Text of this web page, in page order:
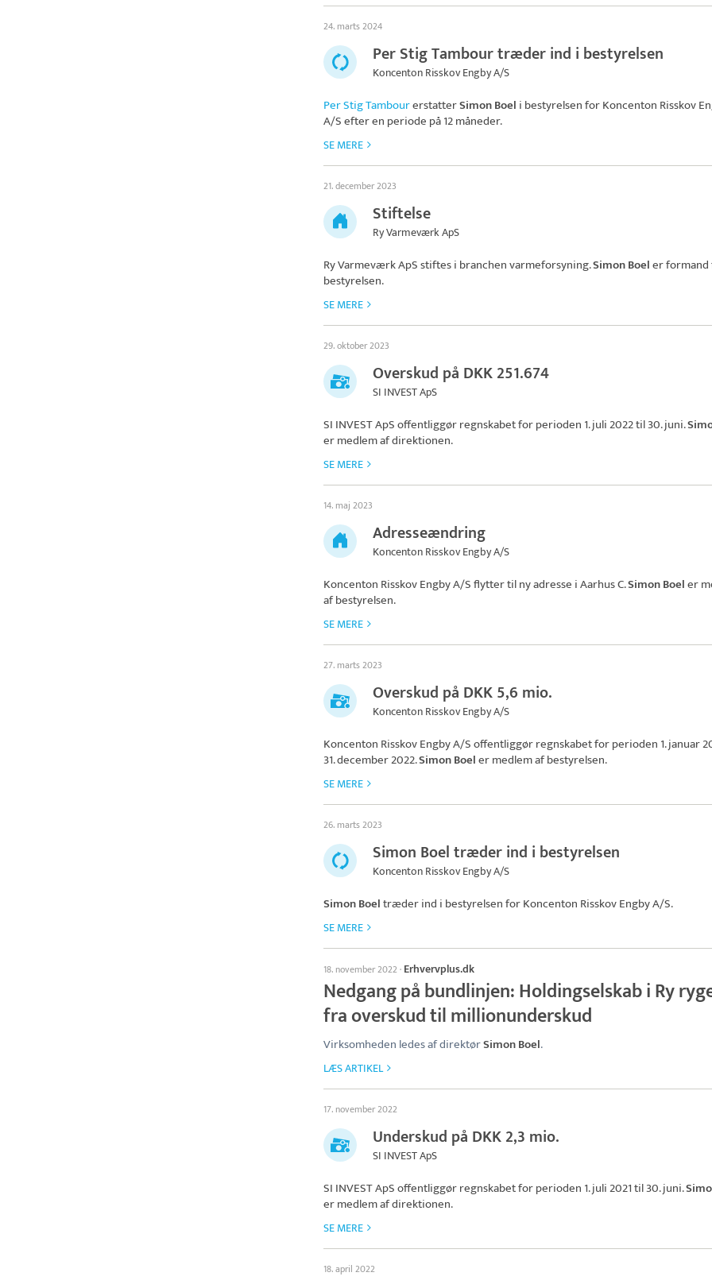
24. marts 2024
Per Stig Tambour træder ind i bestyrelsen
Koncenton Risskov Engby A/S
Per Stig TambourerstatterSimon Boel i bestyrelsen forKoncenton Risskov
A/Sefter en periode på 12 måneder.
SE MERE
21. december 2023
Stiftelse
Ry Varmeværk ApS
Ry Varmeværk ApSstiftes i branchen varmeforsyning.Simon Boeler
bestyrelsen.
SE MERE
29. oktober 2023
Overskud på DKK 251.674
SI INVEST ApS
SI INVEST ApSoffentliggør regnskabet for perioden 1. juli 2022 til 30. juni.
er medlem af direktionen.
SE MERE
14. maj 2023
Adresseændring
Koncenton Risskov Engby A/S
Koncenton Risskov Engby A/Sflytter til ny adresse i Aarhus C.Simon Boeler
af bestyrelsen.
SE MERE
27. marts 2023
Overskud på DKK 5,6 mio.
Koncenton Risskov Engby A/S
Koncenton Risskov Engby A/Soffentliggør regnskabet for perioden 1. januar
31. december 2022.Simon Boeler medlem af bestyrelsen.
SE MERE
26. marts 2023
Simon Boel træder ind i bestyrelsen
Koncenton Risskov Engby A/S
Simon Boeltræder ind i bestyrelsen forKoncenton Risskov Engby A/S.
SE MERE
18. november 2022· Erhvervplus.dk
Nedgang på bundlinjen: Holdingselskab i Ry
fra overskud til millionunderskud
Virksomheden ledes af direktørSimon Boel.
LÆS ARTIKEL
17. november 2022
Underskud på DKK 2,3 mio.
SI INVEST ApS
SI INVEST ApSoffentliggør regnskabet for perioden 1. juli 2021 til 30. juni.
er medlem af direktionen.
SE MERE
18. april 2022